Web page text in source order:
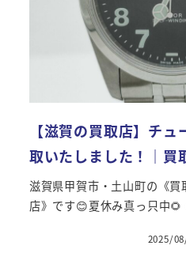
【滋賀の買取店】チ
取いたしました！｜
滋賀県甲賀市・土山町の《
店》です😊夏休み真っ只中
投稿日
2025/